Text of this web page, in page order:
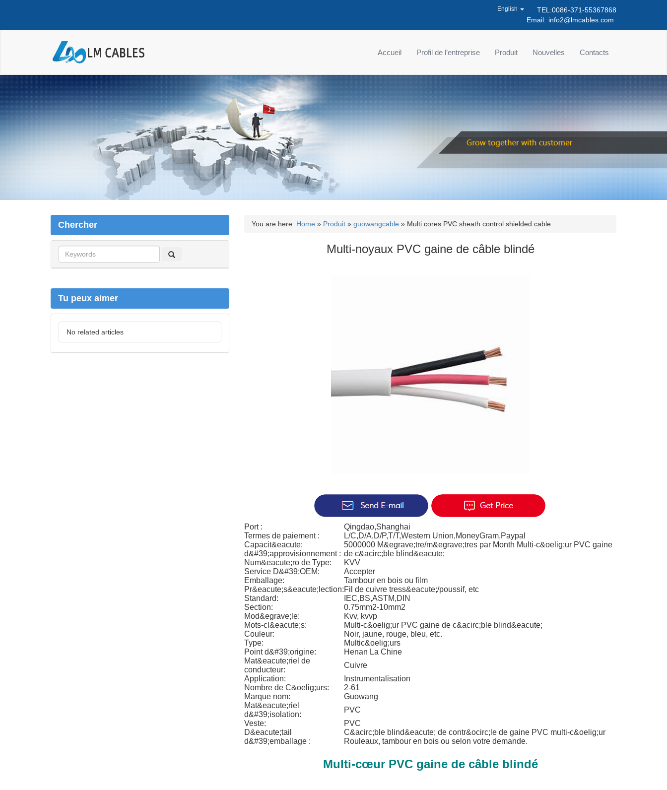
TEL:0086-371-55367868
Email: info2@lmcables.com
English
Accueil Profil de l’entreprise Produit Nouvelles Contacts
You are here: Home » Produit » guowangcable » Multi cores PVC sheath control shielded cable
Multi-noyaux PVC gaine de câble blindé
Port :
Qingdao,Shanghai
Termes de paiement :
L/C,D/A,D/P,T/T,Western Union,MoneyGram,Paypal
Capacit&eacute;
d&#39;approvisionnement :
5000000 M&egrave;tre/m&egrave;tres par Month Multi-c&oelig;ur PVC gaine
de c&acirc;ble blind&eacute;
Num&eacute;ro de Type:
KVV
Service D&#39;OEM:
Accepter
Emballage:
Tambour en bois ou film
Pr&eacute;s&eacute;lection:Fil de cuivre tress&eacute;/poussif, etc
Standard:
IEC,BS,ASTM,DIN
Section:
0.75mm2-10mm2
Mod&egrave;le:
Kvv, kvvp
Mots-cl&eacute;s:
Multi-c&oelig;ur PVC gaine de c&acirc;ble blind&eacute;
Couleur:
Noir, jaune, rouge, bleu, etc.
Type:
Multic&oelig;urs
Point d&#39;origine:
Henan La Chine
Mat&eacute;riel de
conducteur:
Cuivre
Application:
Instrumentalisation
Nombre de C&oelig;urs:
2-61
Marque nom:
Guowang
Mat&eacute;riel
d&#39;isolation:
PVC
Veste:
PVC
D&eacute;tail
d&#39;emballage :
C&acirc;ble blind&eacute; de contr&ocirc;le de gaine PVC multi-c&oelig;ur
Rouleaux, tambour en bois ou selon votre demande.
Multi-cœur PVC gaine de câble blindé
Chercher
h
e
c
h
e
Tu peux aimer
No related articles